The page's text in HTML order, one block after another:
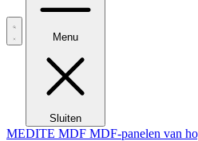
Menu
Sluiten
MEDITE MDF MDF-panelen van